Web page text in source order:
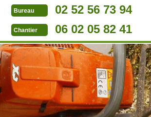
Bureau 02 52 56 73 94
Chantier 06 02 05 82 41